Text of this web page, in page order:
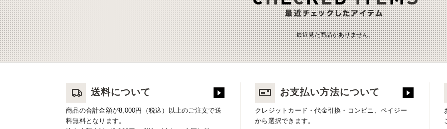
最近見た商品がありません。
送料について
商品の合計金額が8,000円（税込）以上のご注文で送
料無料となります。
お支払い方法について
クレジットカード・代金引換・コンビニ、ペイジー
から選択できます。